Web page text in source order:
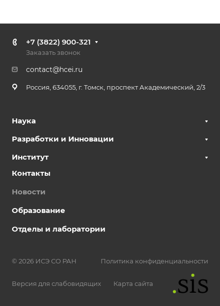
+7 (3822) 900-321
Заказать звонок
contact@hcei.ru
Россия, 634055, г. Томск, проспект Академический, 2/3
Наука
Разработки и Инновации
Институт
Контакты
Новости
Образование
Отделы и лаборатории
© 2026 ИСЭ СО РАН Политика конфиденциальности
Версия для слабовидящих Карта сайта